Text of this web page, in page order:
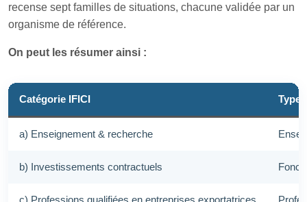
recense sept familles de situations, chacune validée par un
organisme de référence.
On peut les résumer ainsi :
Catégorie IFICI Type
a) Enseignement & recherche
b) Investissements contractuels
c) Professions qualifiées en entreprises exportatrices